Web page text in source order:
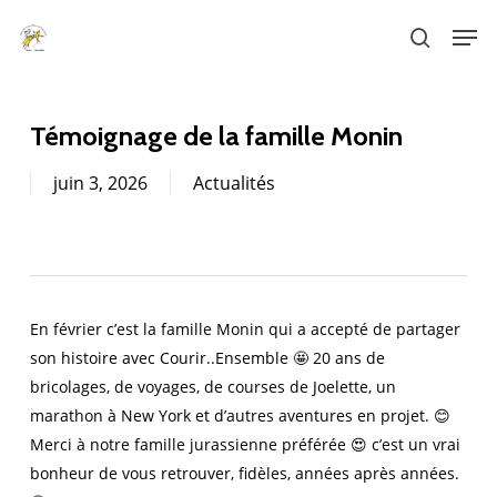
search
Témoignage de la famille Monin
juin 3, 2026 Actualités
En février c’est la famille Monin qui a accepté de partager
son histoire avec Courir..Ensemble 🤩 20 ans de
bricolages, de voyages, de courses de Joelette, un
marathon à New York et d’autres aventures en projet. 😊
Merci à notre famille jurassienne préférée 😍 c’est un vrai
bonheur de vous retrouver, fidèles, années après années.